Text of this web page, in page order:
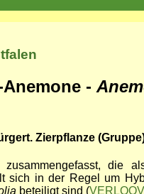
-
Zierpflanze
die
sich in der Regel um
beteiligt sind (